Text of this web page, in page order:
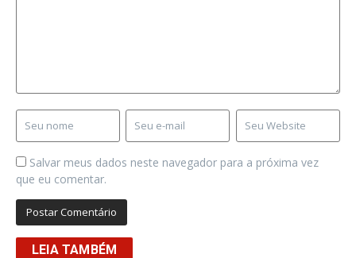
Salvar meus dados neste navegador para a próxima vez
que eu comentar.
LEIA TAMBÉM